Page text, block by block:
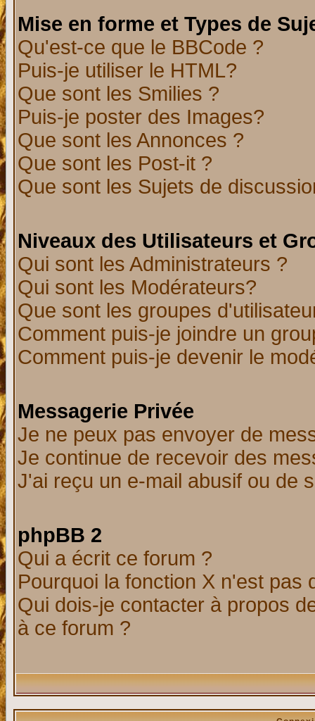
Mise en forme et Types de
Qu'est-ce que le BBCode ?
Puis-je utiliser le HTML?
Que sont les Smilies ?
Puis-je poster des Images?
Que sont les Annonces ?
Que sont les Post-it ?
Que sont les Sujets de
Niveaux des Utilisateurs et
Qui sont les Administrateurs ?
Qui sont les Modérateurs?
Que sont les groupes
Comment puis-je joindre un
Comment puis-je devenir le
Messagerie Privée
Je ne peux pas envoyer de
Je continue de recevoir des
J'ai reçu un e-mail abusif ou de
phpBB 2
Qui a écrit ce forum ?
Pourquoi la fonction X n'est pas
Qui dois-je contacter à propos
à ce forum ?